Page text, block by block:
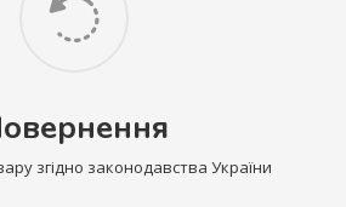
згідно законодавства України